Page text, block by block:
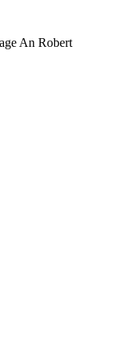
An Robert